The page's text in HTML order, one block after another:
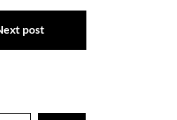
post